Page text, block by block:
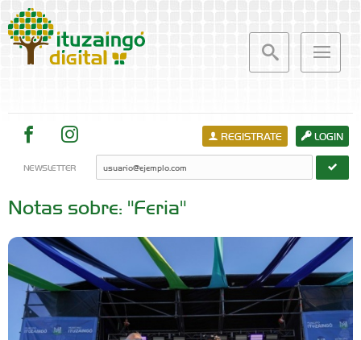
LOGIN
REGISTRATE
NEWSLETTER
Notas sobre: "Feria"